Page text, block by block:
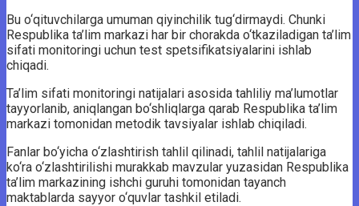
Bu o‘qituvchilarga umuman qiyinchilik tug‘dirmaydi. Chunki
Respublika ta’lim markazi har bir chorakda o‘tkaziladigan ta’lim
sifati monitoringi uchun test spetsifikatsiyalarini ishlab
chiqadi.
Ta’lim sifati monitoringi natijalari asosida tahliliy ma’lumotlar
tayyorlanib, aniqlangan bo‘shliqlarga qarab Respublika ta’lim
markazi tomonidan metodik tavsiyalar ishlab chiqiladi.
Fanlar bo‘yicha o‘zlashtirish tahlil qilinadi, tahlil natijalariga
ko‘ra o‘zlashtirilishi murakkab mavzular yuzasidan Respublika
ta’lim markazining ishchi guruhi tomonidan tayanch
maktablarda sayyor o‘quvlar tashkil etiladi.